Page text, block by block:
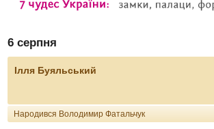
6 серпня
Ілля Буяльський
Народився Володимир Фатальчук